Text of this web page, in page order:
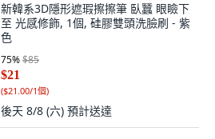
新韓系3D隱形遮瑕擦擦筆 臥蠶 眼瞼下
至 光感修飾, 1個, 硅膠雙頭洗臉刷 - 紫
色
75%$85
$21
($21.00/1個)
後天 8/8 (六) 預計送達